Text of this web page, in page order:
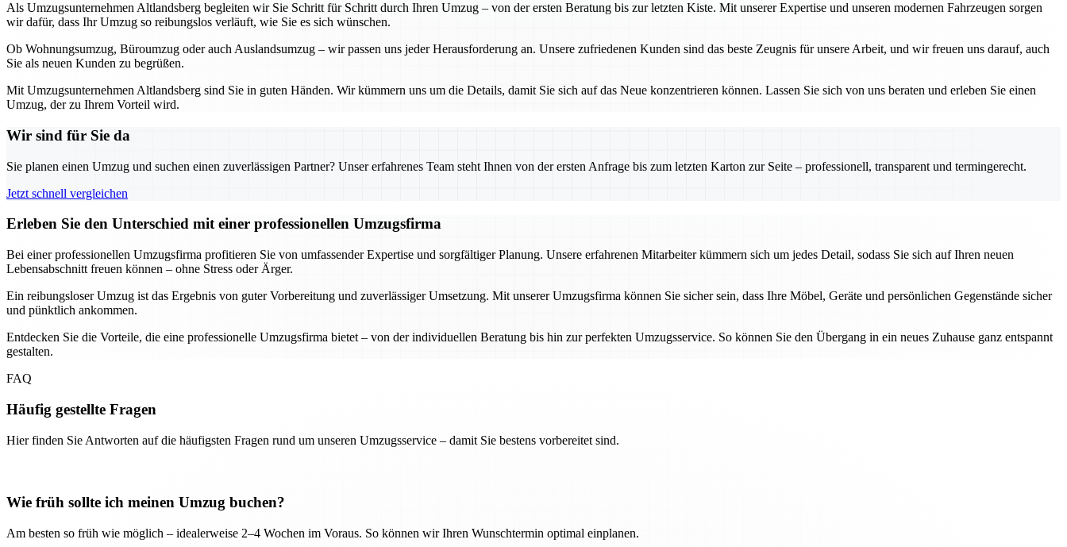
Als Umzugsunternehmen Altlandsberg begleiten wir Sie Schritt für Schritt durch Ihren Umzug – von der ersten Beratung bis zur letzten Kiste. Mit unserer Expertise und unseren modernen Fahrzeugen sorgen
wir dafür, dass Ihr Umzug so reibungslos verläuft, wie Sie es sich wünschen.
Ob Wohnungsumzug, Büroumzug oder auch Auslandsumzug – wir passen uns jeder Herausforderung an. Unsere zufriedenen Kunden sind das beste Zeugnis für unsere Arbeit, und wir freuen uns darauf, auch
Sie als neuen Kunden zu begrüßen.
Mit Umzugsunternehmen Altlandsberg sind Sie in guten Händen. Wir kümmern uns um die Details, damit Sie sich auf das Neue konzentrieren können. Lassen Sie sich von uns beraten und erleben Sie einen
Umzug, der zu Ihrem Vorteil wird.
Wir sind für Sie da
Sie planen einen Umzug und suchen einen zuverlässigen Partner? Unser erfahrenes Team steht Ihnen von der ersten Anfrage bis zum letzten Karton zur Seite – professionell, transparent und termingerecht.
Jetzt schnell vergleichen
Erleben Sie den Unterschied mit einer professionellen Umzugsfirma
Bei einer professionellen Umzugsfirma profitieren Sie von umfassender Expertise und sorgfältiger Planung. Unsere erfahrenen Mitarbeiter kümmern sich um jedes Detail, sodass Sie sich auf Ihren neuen
Lebensabschnitt freuen können – ohne Stress oder Ärger.
Ein reibungsloser Umzug ist das Ergebnis von guter Vorbereitung und zuverlässiger Umsetzung. Mit unserer Umzugsfirma können Sie sicher sein, dass Ihre Möbel, Geräte und persönlichen Gegenstände sicher
und pünktlich ankommen.
Entdecken Sie die Vorteile, die eine professionelle Umzugsfirma bietet – von der individuellen Beratung bis hin zur perfekten Umzugsservice. So können Sie den Übergang in ein neues Zuhause ganz entspannt
gestalten.
FAQ
Häufig gestellte Fragen
Hier finden Sie Antworten auf die häufigsten Fragen rund um unseren Umzugsservice – damit Sie bestens vorbereitet sind.
Wie früh sollte ich meinen Umzug buchen?
Am besten so früh wie möglich – idealerweise 2–4 Wochen im Voraus. So können wir Ihren Wunschtermin optimal einplanen.